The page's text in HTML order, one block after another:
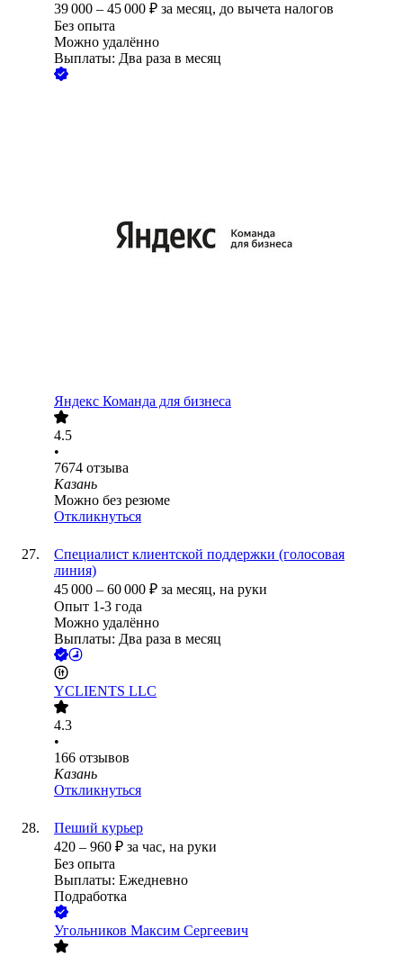
39 000 – 45 000 ₽ за месяц, до вычета налогов
Без опыта
Можно удалённо
Выплаты: Два раза в месяц
Яндекс Команда для бизнеса
4.5
•
7674 отзыва
Казань
Можно без резюме
Откликнуться
Специалист клиентской поддержки (голосовая
линия)
45 000 – 60 000 ₽ за месяц, на руки
Опыт 1-3 года
Можно удалённо
Выплаты: Два раза в месяц
YCLIENTS LLC
4.3
•
166 отзывов
Казань
Откликнуться
Пеший курьер
420 – 960 ₽ за час, на руки
Без опыта
Выплаты: Ежедневно
Подработка
Угольников Максим Сергеевич